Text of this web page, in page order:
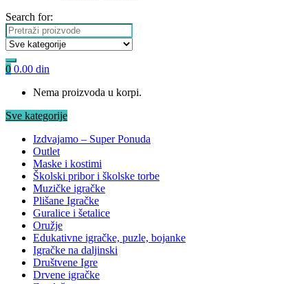
Search for:
0 0.00 din
Nema proizvoda u korpi.
Sve kategorije
Izdvajamo – Super Ponuda
Outlet
Maske i kostimi
Školski pribor i školske torbe
Muzičke igračke
Plišane Igračke
Guralice i šetalice
Oružje
Edukativne igračke, puzle, bojanke
Igračke na daljinski
Društvene Igre
Drvene igračke